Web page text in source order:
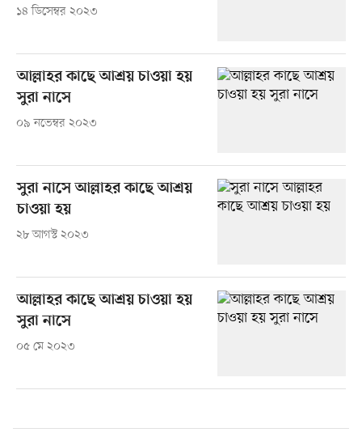
১৪ ডিসেম্বর ২০২৩
আল্লাহর কাছে আশ্রয় চাওয়া হয়
সুরা নাসে
০৯ নভেম্বর ২০২৩
সুরা নাসে আল্লাহর কাছে আশ্রয়
চাওয়া হয়
২৮ আগস্ট ২০২৩
আল্লাহর কাছে আশ্রয় চাওয়া হয়
সুরা নাসে
০৫ মে ২০২৩